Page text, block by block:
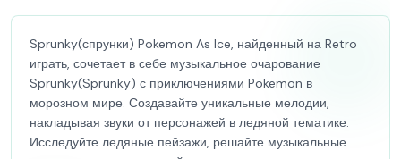
Sprunky(спрунки) Pokemon As Ice, найденный на Retro
играть, сочетает в себе музыкальное очарование
Sprunky(Sprunky) с приключениями Pokemon в
морозном мире. Создавайте уникальные мелодии,
накладывая звуки от персонажей в ледяной тематике.
Исследуйте ледяные пейзажи, решайте музыкальные